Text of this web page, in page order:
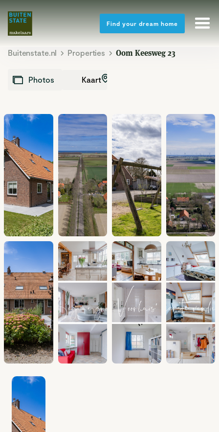
Find your dream home
Buitenstate.nl Properties Oom Keesweg 23
Photos Kaart